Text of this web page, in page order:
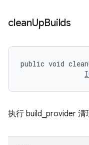
cleanUpBuilds
public void
执行 build_provider 清